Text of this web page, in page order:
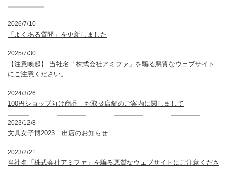
2026/7/10
「よくある質問」を更新しました
2025/7/30
【注意喚起】 当社名「株式会社アミファ」を騙る悪質なウェブサイト
にご注意ください。
2024/3/26
100円ショップ向け商品 お取扱店舗のご案内に関しまして
2023/12/8
文具女子博2023 出店のお知らせ
2023/2/21
当社名「株式会社アミファ」を騙る悪質なウェブサイトにご注意くださ